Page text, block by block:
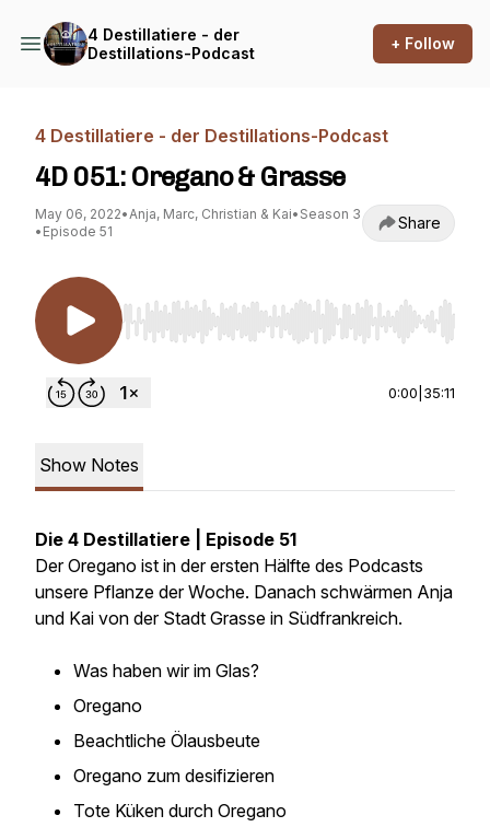
4 Destillatiere - der
Destillations-Podcast
+ Follow
4 Destillatiere - der Destillations-Podcast
4D 051: Oregano & Grasse
May 06, 2022•Anja, Marc, Christian & Kai• Season 3
• Episode 51 Share
Use Left/Right to seek, Home/End to jump to
0:00 35:11
Show Notes
Die 4 Destillatiere | Episode 51
Der Oregano ist in der ersten Hälfte des Podcasts
unsere Pflanze der Woche. Danach schwärmen Anja
und Kai von der Stadt Grasse in Südfrankreich.
Was haben wir im Glas?
Oregano
Beachtliche Ölausbeute
Oregano zum desifizieren
Tote Küken durch Oregano